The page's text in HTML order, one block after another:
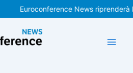
Euroconference News riprenderà le